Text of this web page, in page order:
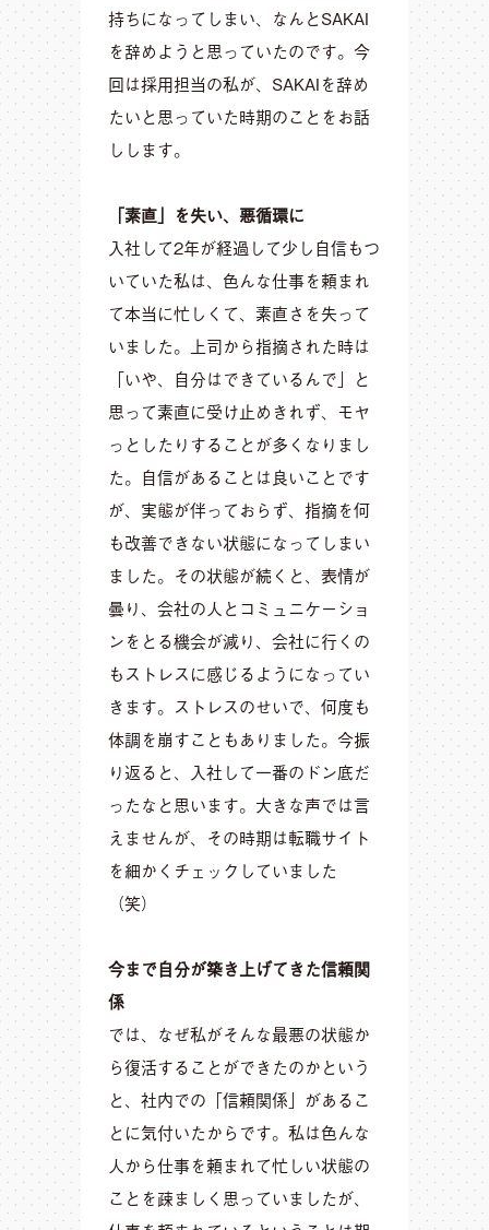
持ちになってしまい、なんとSAKAI
を辞めようと思っていたのです。今
回は採用担当の私が、SAKAIを辞め
たいと思っていた時期のことをお話
しします。
「素直」を失い、悪循環に
入社して2年が経過して少し自信もつ
いていた私は、色んな仕事を頼まれ
て本当に忙しくて、素直さを失って
いました。上司から指摘された時は
「いや、自分はできているんで」と
思って素直に受け止めきれず、モヤ
っとしたりすることが多くなりまし
た。自信があることは良いことです
が、実態が伴っておらず、指摘を何
も改善できない状態になってしまい
ました。その状態が続くと、表情が
曇り、会社の人とコミュニケーショ
ンをとる機会が減り、会社に行くの
もストレスに感じるようになってい
きます。ストレスのせいで、何度も
体調を崩すこともありました。今振
り返ると、入社して一番のドン底だ
ったなと思います。大きな声では言
えませんが、その時期は転職サイト
を細かくチェックしていました
（笑）
今まで自分が築き上げてきた信頼関
係
では、なぜ私がそんな最悪の状態か
ら復活することができたのかという
と、社内での「信頼関係」があるこ
とに気付いたからです。私は色んな
人から仕事を頼まれて忙しい状態の
ことを疎ましく思っていましたが、